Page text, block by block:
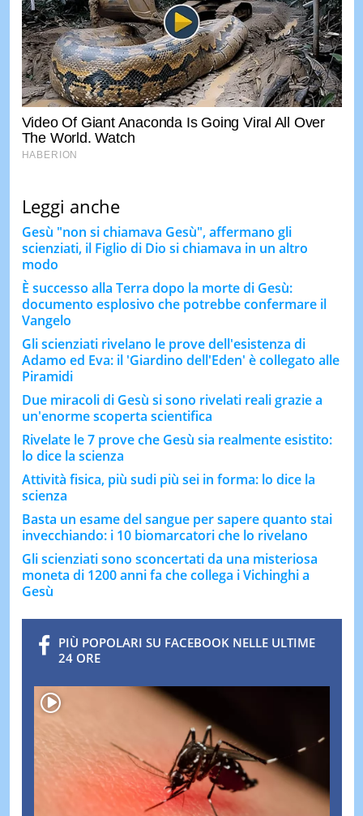
Leggi anche
Gesù "non si chiamava Gesù", affermano gli
scienziati, il Figlio di Dio si chiamava in un altro
modo
È successo alla Terra dopo la morte di Gesù:
documento esplosivo che potrebbe confermare il
Vangelo
Gli scienziati rivelano le prove dell'esistenza di
Adamo ed Eva: il 'Giardino dell'Eden' è collegato alle
Piramidi
Due miracoli di Gesù si sono rivelati reali grazie a
un'enorme scoperta scientifica
Rivelate le 7 prove che Gesù sia realmente esistito:
lo dice la scienza
Attività fisica, più sudi più sei in forma: lo dice la
scienza
Basta un esame del sangue per sapere quanto stai
invecchiando: i 10 biomarcatori che lo rivelano
Gli scienziati sono sconcertati da una misteriosa
moneta di 1200 anni fa che collega i Vichinghi a
Gesù
PIÙ POPOLARI SU FACEBOOK NELLE ULTIME
24 ORE